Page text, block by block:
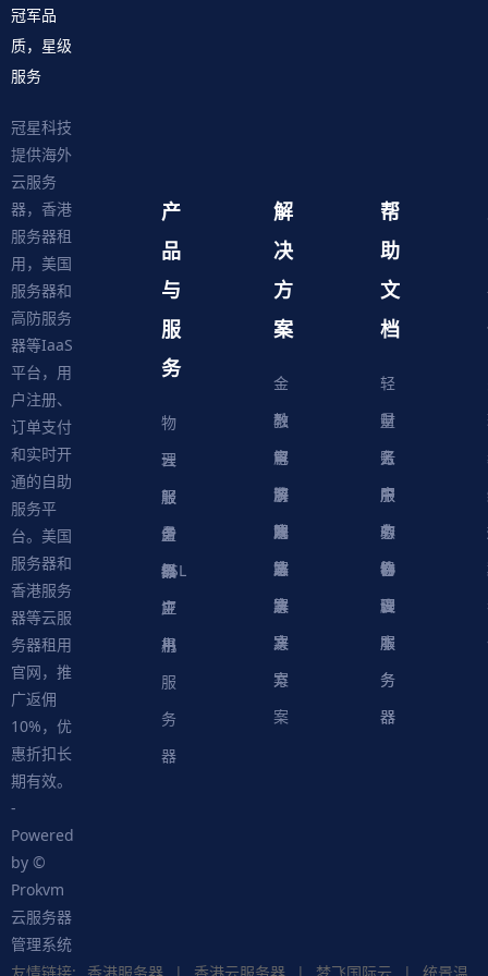
冠军品
质，星级
服务
冠星科技
提供海外
云服务
器，香港
服务器租
用，美国
服务器和
高防服务
器等IaaS
平台，用
户注册、
订单支付
和实时开
通的自助
服务平
台。美国
服务器和
香港服务
器等云服
务器租用
官网，推
广返佣
10%，优
惠折扣长
期有效。
-
Powered
by ©
Prokvm
云服务器
管理系统
产
品
与
服
务
物
理
服
务
器
云
服
务
器
轻
量
级
应
用
服
务
器
虚
拟
主
机
SSL
证
书
解
决
方
案
金
融
解
决
方
案
教
育
解
决
方
案
电
商
解
决
方
案
游
戏
解
决
方
案
网
站
解
决
方
案
帮
助
文
档
轻
量
云
服
务
器
财
务
中
心
账
户
中
心
服
务
协
议
软
件
脚
本
物
理
服
务
器
云
服
务
器